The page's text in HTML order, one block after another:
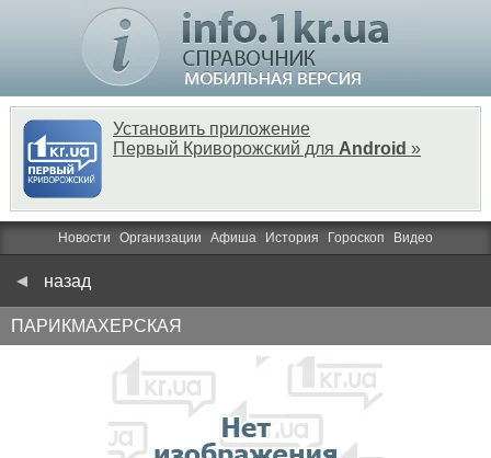
Установить приложение
Первый Криворожский для Android »
Новости Организации Афиша История Гороскоп Видео
назад
ПАРИКМАХЕРСКАЯ